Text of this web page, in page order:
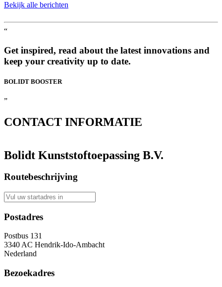
Bekijk alle berichten
“
Get inspired, read about the latest innovations and
keep your creativity up to date.
BOLIDT BOOSTER
”
CONTACT INFORMATIE
Bolidt Kunststoftoepassing B.V.
Routebeschrijving
Postadres
Postbus 131
3340 AC Hendrik-Ido-Ambacht
Nederland
Bezoekadres